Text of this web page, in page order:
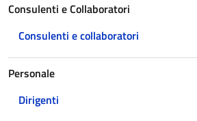
Consulenti e Collaboratori
Consulenti e collaboratori
Personale
Dirigenti